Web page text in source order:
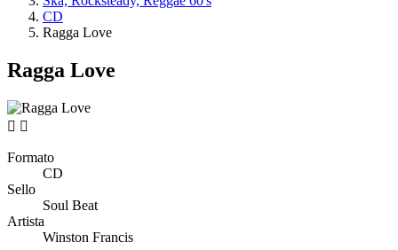
CD
Ragga Love
Ragga Love
 
Formato
CD
Sello
Soul Beat
Artista
Winston Francis